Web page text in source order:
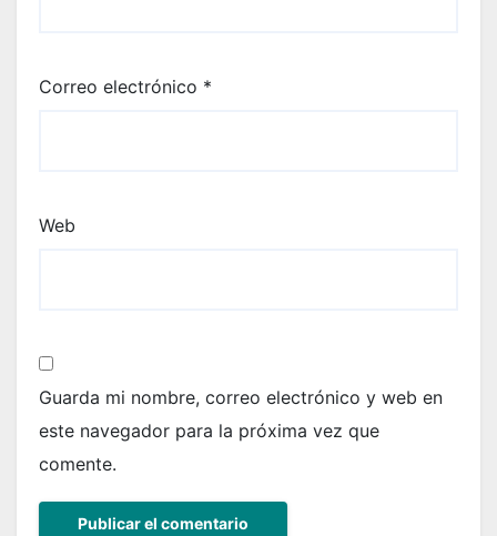
Correo electrónico *
Web
Guarda mi nombre, correo electrónico y web en
este navegador para la próxima vez que
comente.